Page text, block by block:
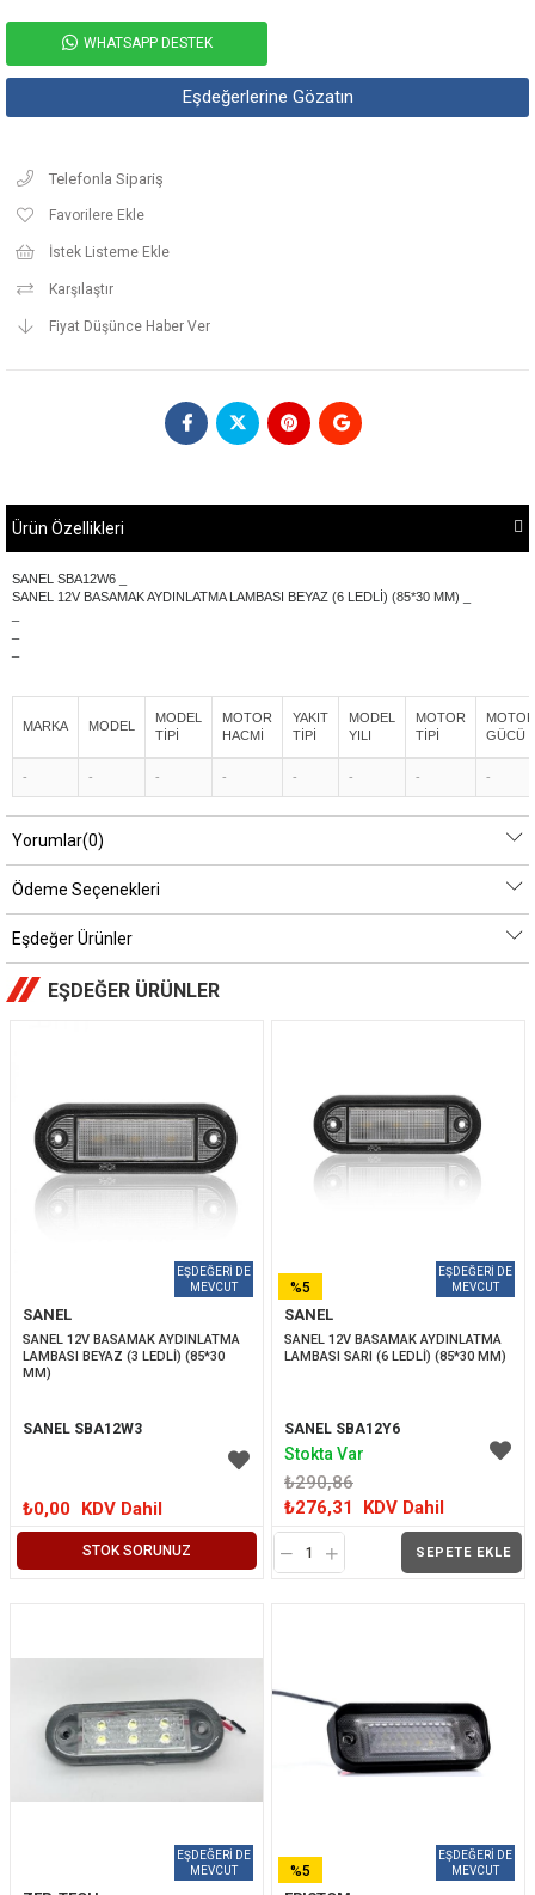
WHATSAPP DESTEK
Eşdeğerlerine Gözatın
Telefonla Sipariş
Favorilere Ekle
İstek Listeme Ekle
Karşılaştır
Fiyat Düşünce Haber Ver
Ürün Özellikleri
SANEL SBA12W6 _
SANEL 12V BASAMAK AYDINLATMA LAMBASI BEYAZ (6 LEDLİ) (85*30 MM) _
MARKA MODEL
MODEL
TİPİ
MOTOR
HACMİ
YAKIT
TİPİ
MODEL
YILI
MOTOR
TİPİ
MOTOR
GÜCÜ
- - - - - - - -
Yorumlar(0)
Ödeme Seçenekleri
Eşdeğer Ürünler
EŞDEĞER ÜRÜNLER
STOK SORUNUZ
SANEL
SANEL 12V BASAMAK AYDINLATMA
LAMBASI BEYAZ (3 LEDLİ) (85*30
MM)
SANEL SBA12W3
₺0,00 KDV Dahil
SANEL
SANEL 12V BASAMAK AYDINLATMA
LAMBASI SARI (6 LEDLİ) (85*30 MM)
SANEL SBA12Y6
₺290,86
₺276,31
KDV Dahil
SEPETE EKLE
%5
İNDIRIM
Stokta Var
%5